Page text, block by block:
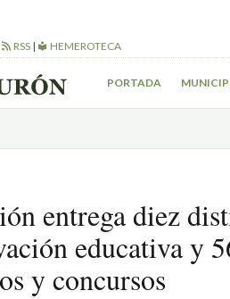
RSS | HEMEROTECA
PORTADA
entrega diez
educativa y
y concursos